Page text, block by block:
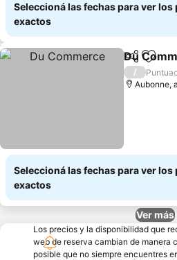
Seleccioná las fechas para ver los
exactos
Compartir
Du
/
Aubonne,
Seleccioná las fechas para ver los
exactos
Ver más
Los precios y la disponibilidad que
web de reserva cambian de manera
posible que no siempre encuentres